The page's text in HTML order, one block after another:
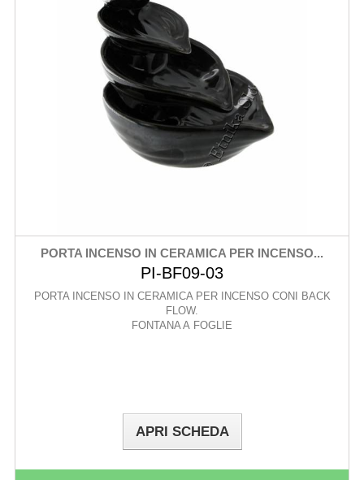
PORTA INCENSO IN CERAMICA PER INCENSO...
PI-BF09-03
PORTA INCENSO IN CERAMICA PER INCENSO CONI BACK
FLOW.
FONTANA A FOGLIE
APRI SCHEDA